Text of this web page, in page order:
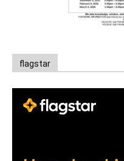
flagstar